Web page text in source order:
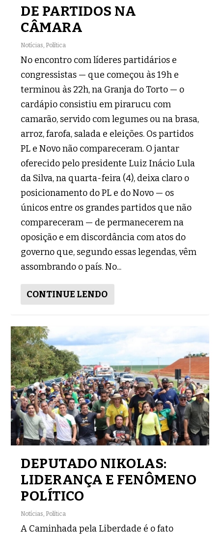
DE PARTIDOS NA
CÂMARA
Notícias, Política
No encontro com líderes partidários e
congressistas — que começou às 19h e
terminou às 22h, na Granja do Torto — o
cardápio consistiu em pirarucu com
camarão, servido com legumes ou na brasa,
arroz, farofa, salada e eleições. Os partidos
PL e Novo não compareceram. O jantar
oferecido pelo presidente Luiz Inácio Lula
da Silva, na quarta-feira (4), deixa claro o
posicionamento do PL e do Novo — os
únicos entre os grandes partidos que não
compareceram — de permanecerem na
oposição e em discordância com atos do
governo que, segundo essas legendas, vêm
assombrando o país. No...
CONTINUE LENDO
DEPUTADO NIKOLAS:
LIDERANÇA E FENÔMENO
POLÍTICO
Notícias, Política
A Caminhada pela Liberdade é o fato